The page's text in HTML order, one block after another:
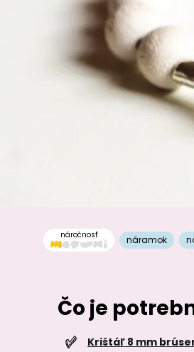
náročnosť náramok
Čo je
Krištáľ 8 mm